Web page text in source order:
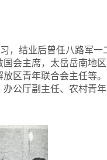
，结业后曾任八路军一
会主席，太岳岳南地
区青年联合会主任等
公厅副主任、农村青年